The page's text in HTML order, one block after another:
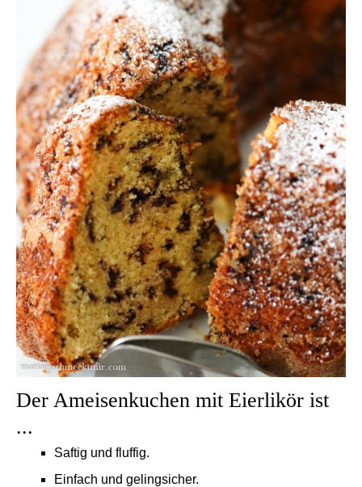
Der Ameisenkuchen mit Eierlikör ist
...
Saftig und fluffig.
Einfach und gelingsicher.